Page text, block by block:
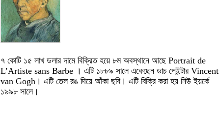
৭ কোটি ১৫ লাখ ডলার দামে বিক্রিত হয়ে ৮ম অবস্থানে আছে Portrait de
L’Artiste sans Barbe । এটি ১৮৮৯ সালে একেছেন ডাচ পেইন্টার Vincent
van Gogh। এটি তেল রঙ দিয়ে আঁকা ছবি। এটি বিক্রি করা হয় নিউ ইয়র্কে
১৯৯৮ সালে।